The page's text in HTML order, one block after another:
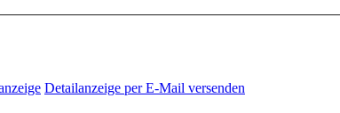
Detailanzeige per E-Mail versenden